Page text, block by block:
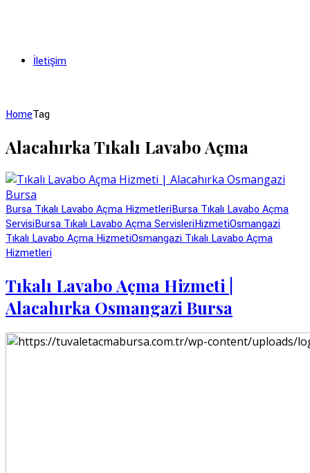
İletişim
HomeTag
Alacahırka Tıkalı Lavabo Açma
Bursa Tıkalı Lavabo Açma HizmetleriBursa Tıkalı Lavabo Açma
ServisiBursa Tıkalı Lavabo Açma ServisleriHizmetiOsmangazi
Tıkalı Lavabo Açma HizmetiOsmangazi Tıkalı Lavabo Açma
Hizmetleri
Tıkalı Lavabo Açma Hizmeti |
Alacahırka Osmangazi Bursa